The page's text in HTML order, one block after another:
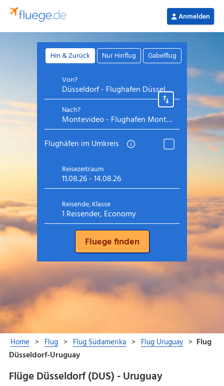
Flüge Düsseldorf (DUS) - Uruguay